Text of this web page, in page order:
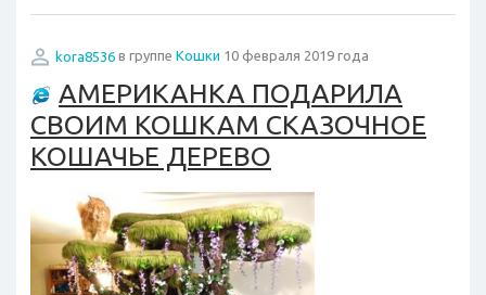
kora8536 в группе Кошки 10 февраля 2019 года
АМЕРИКАНКА ПОДАРИЛА
СВОИМ КОШКАМ СКАЗОЧНОЕ
КОШАЧЬЕ ДЕРЕВО